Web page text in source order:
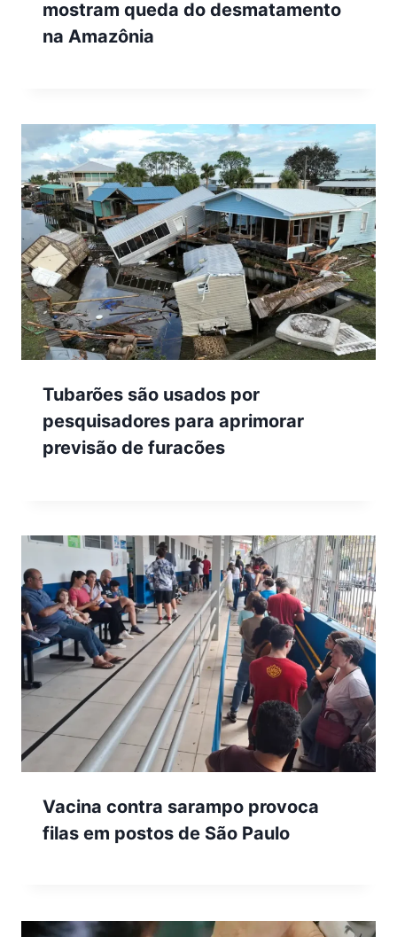
mostram queda do desmatamento
na Amazônia
Tubarões são usados por
pesquisadores para aprimorar
previsão de furacões
Vacina contra sarampo provoca
filas em postos de São Paulo